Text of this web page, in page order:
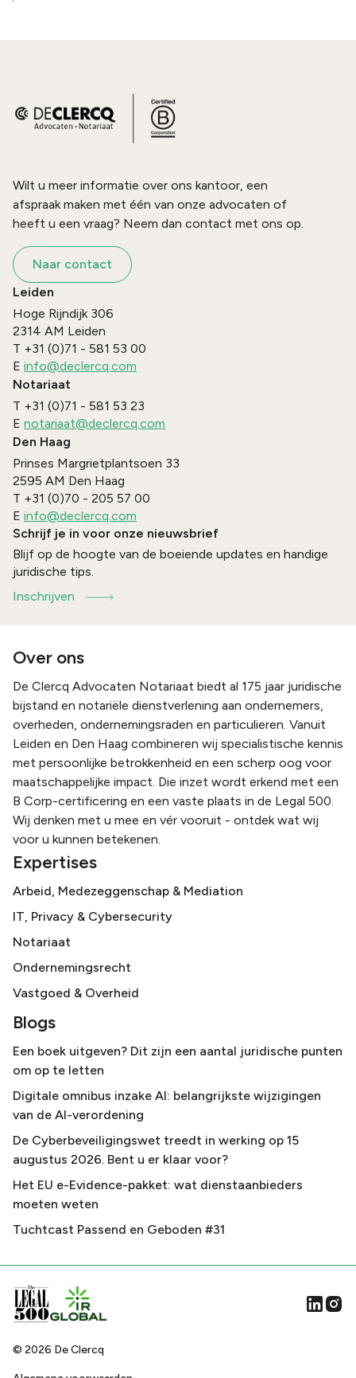
Wilt u meer informatie over ons kantoor, een
afspraak maken met één van onze advocaten of
heeft u een vraag? Neem dan contact met ons op.
Naar contact
Leiden
Hoge Rijndijk 306
2314 AM Leiden
T +31 (0)71 - 581 53 00
E info@declercq.com
Notariaat
T +31 (0)71 - 581 53 23
E notariaat@declercq.com
Den Haag
Prinses Margrietplantsoen 33
2595 AM Den Haag
T +31 (0)70 - 205 57 00
E info@declercq.com
Schrijf je in voor onze nieuwsbrief
Blijf op de hoogte van de boeiende updates en handige
juridische tips.
Inschrijven
Over ons
De Clercq Advocaten Notariaat biedt al 175 jaar juridische
bijstand en notariële dienstverlening aan ondernemers,
overheden, ondernemingsraden en particulieren. Vanuit
Leiden en Den Haag combineren wij specialistische kennis
met persoonlijke betrokkenheid en een scherp oog voor
maatschappelijke impact. Die inzet wordt erkend met een
B Corp-certificering en een vaste plaats in de Legal 500.
Wij denken met u mee en vér vooruit - ontdek wat wij
voor u kunnen betekenen.
Expertises
Arbeid, Medezeggenschap & Mediation
IT, Privacy & Cybersecurity
Notariaat
Ondernemingsrecht
Vastgoed & Overheid
Blogs
Een boek uitgeven? Dit zijn een aantal juridische punten
om op te letten
Digitale omnibus inzake AI: belangrijkste wijzigingen
van de AI-verordening
De Cyberbeveiligingswet treedt in werking op 15
augustus 2026. Bent u er klaar voor?
Het EU e-Evidence-pakket: wat dienstaanbieders
moeten weten
Tuchtcast Passend en Geboden #31
© 2026 De Clercq